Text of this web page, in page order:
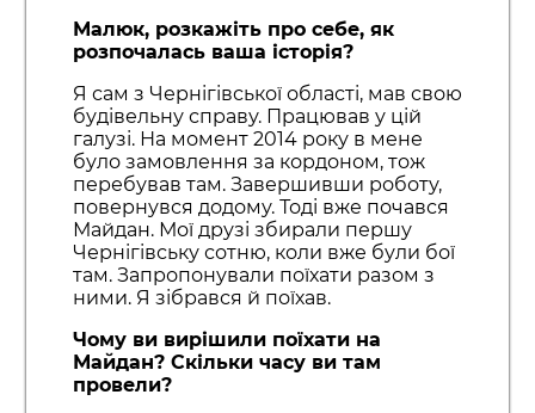
Малюк, розкажіть про себе, як
розпочалась ваша історія?
Я сам з Чернігівської області, мав свою
будівельну справу. Працював у цій
галузі. На момент 2014 року в мене
було замовлення за кордоном, тож
перебував там. Завершивши роботу,
повернувся додому. Тоді вже почався
Майдан. Мої друзі збирали першу
Чернігівську сотню, коли вже були бої
там. Запропонували поїхати разом з
ними. Я зібрався й поїхав.
Чому ви вирішили поїхати на
Майдан? Скільки часу ви там
провели?